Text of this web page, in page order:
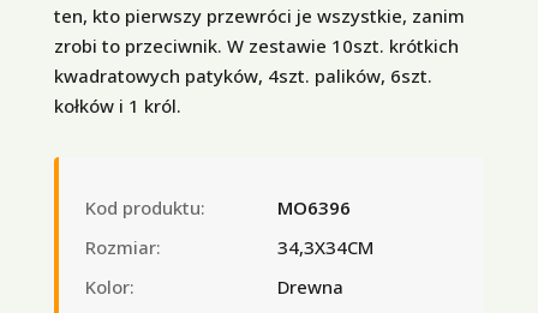
ten, kto pierwszy przewróci je wszystkie, zanim
zrobi to przeciwnik. W zestawie 10szt. krótkich
kwadratowych patyków, 4szt. palików, 6szt.
kołków i 1 król.
Kod produktu:
MO6396
Rozmiar:
34,3X34CM
Kolor:
Drewna